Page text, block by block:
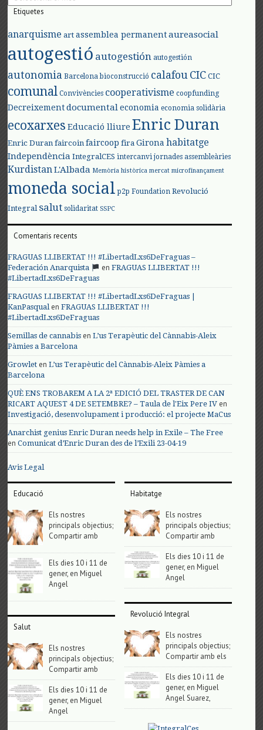
Etiquetes
anarquisme art assemblea permanent aureasocial
autogestió autogestión autogestión
autonomia Barcelona bioconstrucció calafouCIC CIC
comunal Convivències cooperativisme coopfunding
Decreixement documental economia economia solidària
ecoxarxes Educació lliure Enric Duran
Enric Duran faircoin faircoop fira Girona habitatge
Independència IntegralCES intercanvi jornades assembleàries
KurdistanL'Albada Memòria històrica mercat microfinançament
moneda social p2p Foundation Revolució
Integral salut solidaritat SSPC
Comentaris recents
FRAGUAS LLIBERTAT !!! #LibertadLxs6DeFraguas –
Federación Anarquista
enFRAGUAS LLIBERTAT !!!
#LibertadLxs6DeFraguas
FRAGUAS LLIBERTAT !!! #LibertadLxs6DeFraguas |
KanPasqualenFRAGUAS LLIBERTAT !!!
#LibertadLxs6DeFraguas
Semillas de cannabis enL’us Terapèutic del Cànnabis-Aleix
Pàmies a Barcelona
Growlet enL’us Terapèutic del Cànnabis-Aleix Pàmies a
Barcelona
QUÈ ENS TROBAREM A LA 2ª EDICIÓ DEL TRASTER DE CAN
RICART AQUEST 4 DE SETEMBRE? – Taula de l'Eix Pere IV en
Investigació, desenvolupament i producció: el projecte MaCus
Anarchist genius Enric Duran needs help in Exile – The Free
enComunicat d’Enric Duran des de l’Exili 23-04-19
Avis Legal
Educació
Els nostres
principals objectius;
Compartir amb
Els dies 10 i 11 de
gener, en Miguel
Angel
Salut
Els nostres
principals objectius;
Compartir amb
Els dies 10 i 11 de
gener, en Miguel
Angel
Habitatge
Els nostres
principals objectius;
Compartir amb
Els dies 10 i 11 de
gener, en Miguel
Angel
Revolució Integral
Els nostres
principals objectius;
Compartir amb els
Els dies 10 i 11 de
gener, en Miguel
Angel Suarez,